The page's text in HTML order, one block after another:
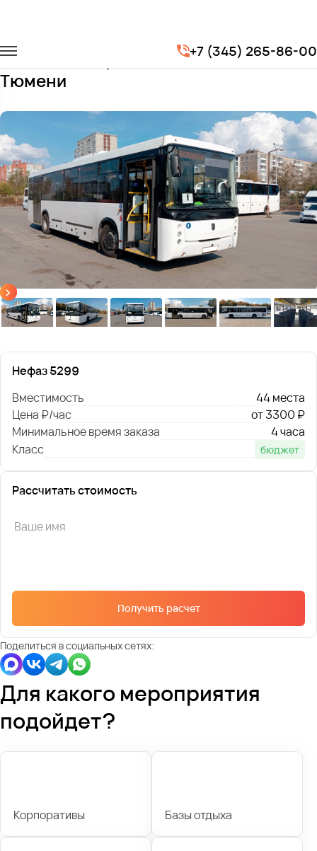
+7 (345) 265-86-00
Нефаз 5299
Заказать Нефаз с водителем в
Тюмени
Нефаз 5299
Вместимость
44 места
Цена ₽/час
от 3300 ₽
Минимальное время заказа
4 часа
Класс
бюджет
Рассчитать стоимость
Получить расчет
Поделиться в социальных сетях:
Для какого мероприятия
подойдет?
Корпоративы Базы отдыха